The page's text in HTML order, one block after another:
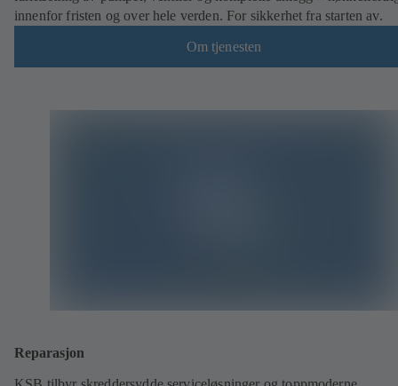
innenfor fristen og over hele verden. For sikkerhet fra starten av.
Om tjenesten
Reparasjon